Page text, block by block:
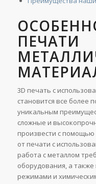
ПЕЧАТИ
3D печать с
становится все более
уникальным
сложные и
произвести с
от печати с
работа с металлом
оборудования, а
режимами и